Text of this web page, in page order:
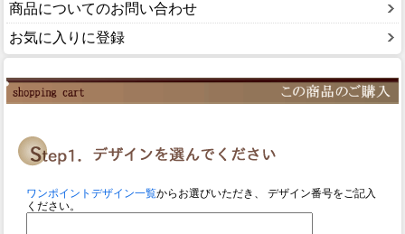
商品についてのお問い合わせ
お気に入りに登録
ワンポイントデザイン一覧からお選びいただき、 デザイン番号をご記入
ください。